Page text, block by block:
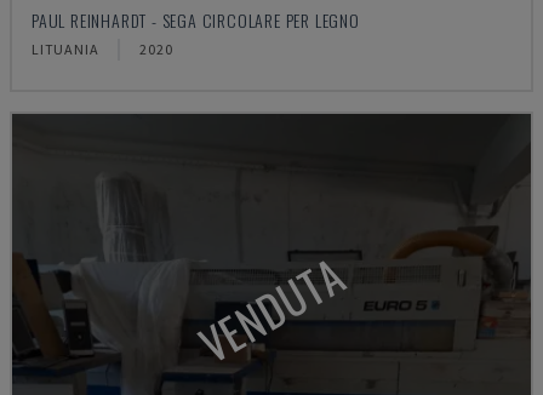
PAUL REINHARDT - SEGA CIRCOLARE PER LEGNO
LITUANIA 2020
VENDUTA